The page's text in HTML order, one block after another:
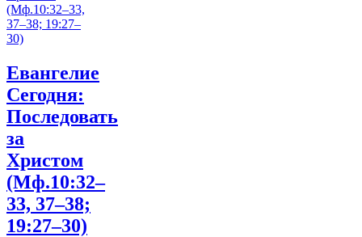
Евангелие
Сегодня:
Последовать
за
Христом
(Мф.10:32–
33, 37–38;
19:27–30)